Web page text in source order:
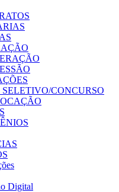
SELETIVO/CONCURSO
Digital